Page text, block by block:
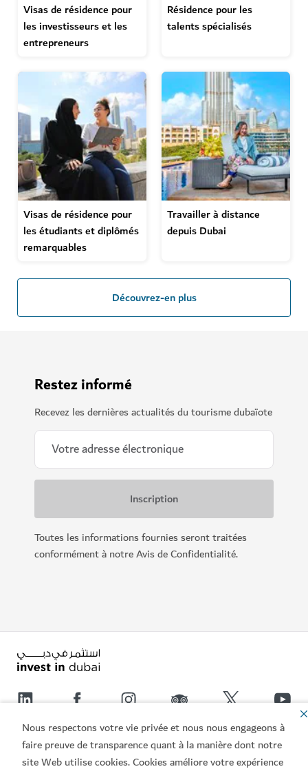
Nous respectons votre vie privée et nous nous engageons à
faire preuve de transparence quant à la manière dont notre
site Web utilise cookies. Cookies améliore votre expérience
Visas de résidence pour
les investisseurs et les
entrepreneurs
Résidence pour les
talents spécialisés
Visas de résidence pour
les étudiants et diplômés
remarquables
Travailler à distance
depuis Dubai
Découvrez-en plus
Restez informé
Recevez les dernières actualités du tourisme dubaïote
Toutes les informations fournies seront traitées
conformément à notre Avis de Confidentialité.
Liens populaires